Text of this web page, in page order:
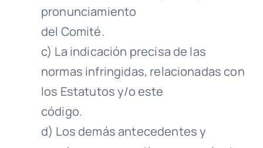
pronunciamiento
del Comité.
c) La indicación precisa de las
normas infringidas, relacionadas con
los Estatutos y/o este
código.
d) Los demás antecedentes y